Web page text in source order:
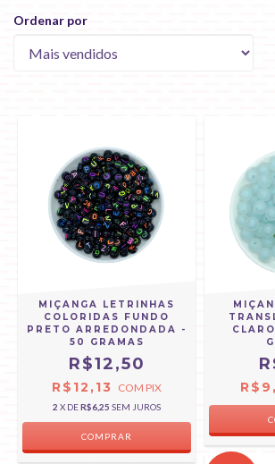
Ordenar por
MIÇANGA LETRINHAS
COLORIDAS FUNDO
PRETO ARREDONDADA -
50 GRAMAS
R$12,50
R$12,13 COM PIX
2 X DER$6,25 SEM JUROS